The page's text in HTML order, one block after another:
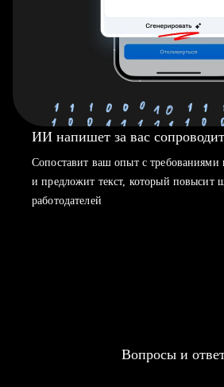
ИИ напишет за вас
Сопоставит ваш опыт с требованиями
и предложит текст, который повысит
работодателей
Вопросы и